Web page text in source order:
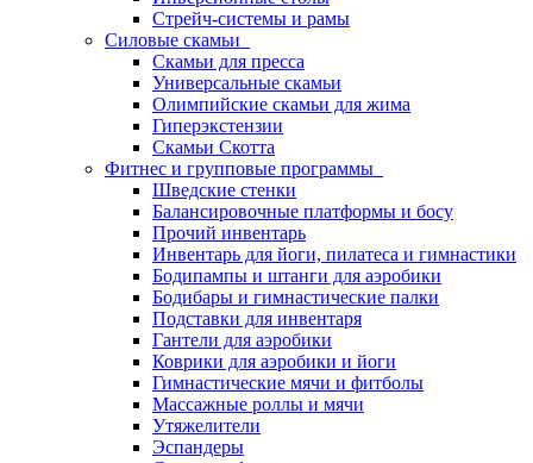
Стрейч-системы и рамы
Силовые скамьи
Скамьи для пресса
Универсальные скамьи
Олимпийские скамьи для жима
Гиперэкстензии
Скамьи Скотта
Фитнес и групповые программы
Шведские стенки
Балансировочные платформы и босу
Прочий инвентарь
Инвентарь для йоги, пилатеса и гимнастики
Бодипампы и штанги для аэробики
Бодибары и гимнастические палки
Подставки для инвентаря
Гантели для аэробики
Коврики для аэробики и йоги
Гимнастические мячи и фитболы
Массажные роллы и мячи
Утяжелители
Эспандеры